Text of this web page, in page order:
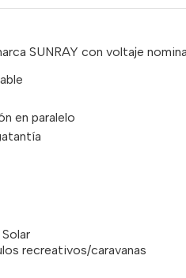
SUNRAY con voltaje
en paralelo
recreativos/caravanas